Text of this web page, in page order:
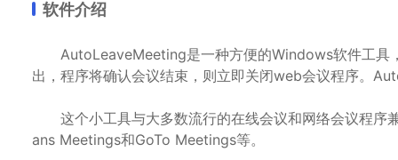
软件介绍
AutoLeaveMeeting是一种方便的Windows软件工具
出，程序将确认会议结束，则立即关闭web会议程序。
这个小工具与大多数流行的在线会议和网络会议程序
ans Meetings和GoTo Meetings等。